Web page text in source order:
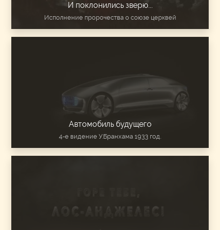
И поклонились зверю...
Исполнение пророчества о союзе церквей
Автомобиль будущего
4-е видение У.Бранхама 1933 год.